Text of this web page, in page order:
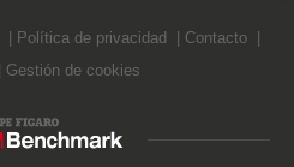
Política de privacidad
Contacto
Gestión de cookies